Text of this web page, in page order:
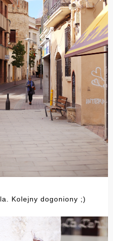
Kolejny dogoniony ;)